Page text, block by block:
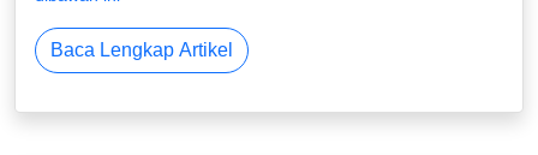
Baca Lengkap Artikel